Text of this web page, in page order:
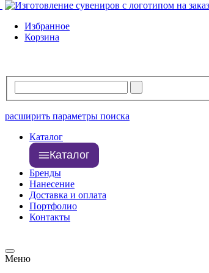
Избранное
Корзина
расширить параметры поиска
Каталог
Каталог
Бренды
Нанесение
Доставка и оплата
Портфолио
Контакты
Меню